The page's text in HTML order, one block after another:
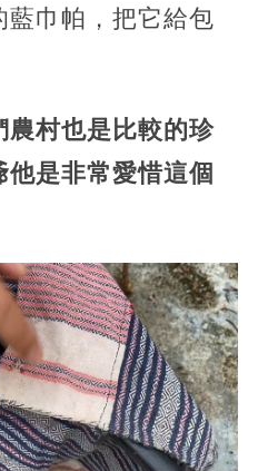
巾帕，把它給包
農村也是比較的珍
是非常愛惜這個